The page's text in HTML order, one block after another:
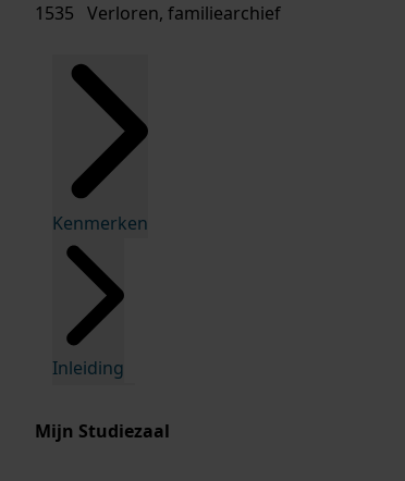
1535 Verloren, familiearchief
Kenmerken
Inleiding
Mijn Studiezaal